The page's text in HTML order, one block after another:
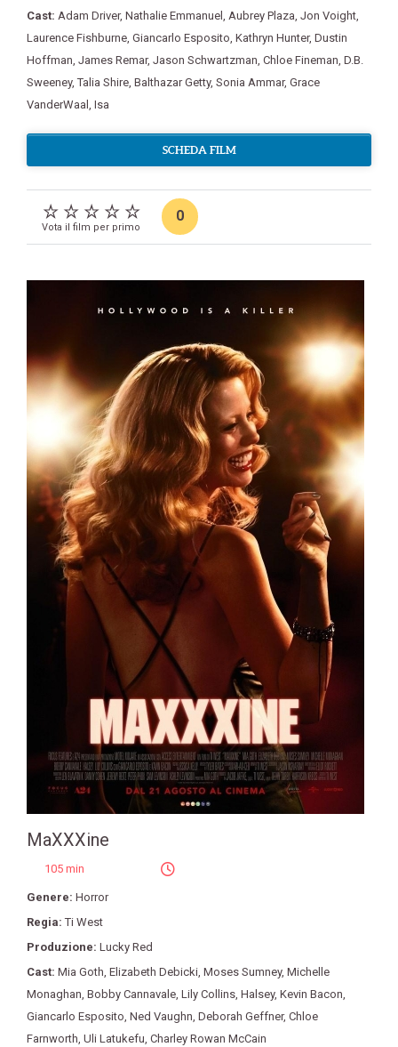
Cast: Adam Driver, Nathalie Emmanuel Aubrey Plaza Jon Voight
Laurence Fishburne Giancarlo Esposito Kathryn Hunter, Dustin
Hoffman James Remar, Jason Schwartzman Chloe Fineman D.B.
Sweeney,Talia Shire Balthazar Getty, Sonia Ammar, Grace
VanderWaal
Isa
SCHEDA FILM
Vota il film per primo
0
MaXXXine
105 min
Genere: Horror
Regia:Ti West
Produzione: Lucky Red
Cast: Mia Goth, Elizabeth Debicki, Moses Sumney, Michelle
Monaghan, Bobby Cannavale, Lily Collins, Halsey, Kevin Bacon,
Giancarlo Esposito, Ned Vaughn, Deborah Geffner, Chloe
Farnworth, Uli Latukefu, Charley Rowan McCain